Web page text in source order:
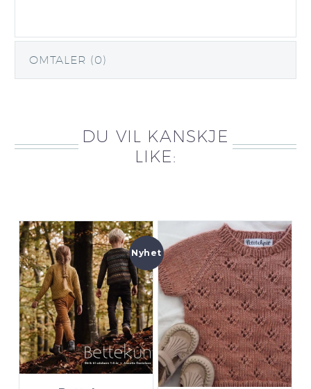
OMTALER (0)
DU VIL KANSKJE
LIKE:
Nyhet